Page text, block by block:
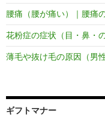
腰痛（腰が痛い）｜腰痛
花粉症の症状（目・鼻・
薄毛や抜け毛の原因（男
ギフトマナー